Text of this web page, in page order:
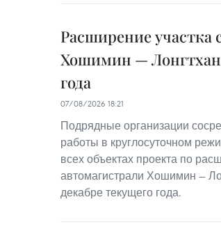
Расширение участка
Хошимин —
года
07/08/2026 18:21
Подрядные организации
работы в круглосуточном
всех объектах проекта по
автомагистрали Хошимин —
декабре текущего года.